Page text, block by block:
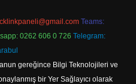
Teams:
0262 606 0 726 Telegram:
gereğince Bilgi Teknolojileri ve
bir Yer Sağlayıcı olarak